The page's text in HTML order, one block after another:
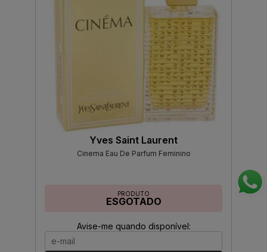
Yves Saint Laurent
Cinema Eau De Parfum Feminino
PRODUTO
ESGOTADO
Avise-me quando disponível: